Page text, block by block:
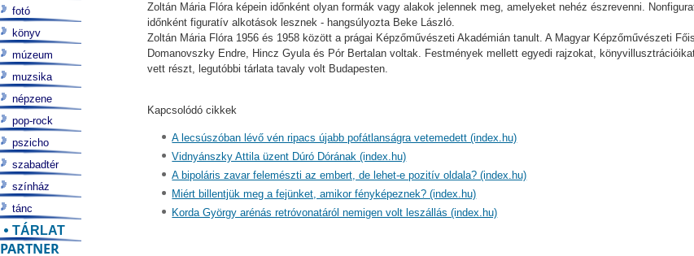
Zoltán Mária Flóra képein időnként olyan formák vagy alakok jelennek meg, amelyeket nehéz észrevenni.
időnként figuratív alkotások lesznek - hangsúlyozta Beke László.
Zoltán Mária Flóra 1956 és 1958 között a prágai Képzőművészeti Akadémián tanult. A Magyar Képzőművészeti
Domanovszky Endre, Hincz Gyula és Pór Bertalan voltak. Festmények mellett egyedi rajzokat,
vett részt, legutóbbi tárlata tavaly volt Budapesten.
Kapcsolódó cikkek
A lecsúszóban lévő vén ripacs újabb pofátlanságra vetemedett (index.hu)
Vidnyánszky Attila üzent Dúró Dórának (index.hu)
A bipoláris zavar felemészti az embert, de lehet-e pozitív oldala? (index.hu)
Miért billentjük meg a fejünket, amikor fényképeznek? (index.hu)
Korda György arénás retróvonatáról nemigen volt leszállás (index.hu)
fotó
könyv
múzeum
muzsika
népzene
pop-rock
pszicho
szabadtér
színház
tánc
TÁRLAT
PARTNER